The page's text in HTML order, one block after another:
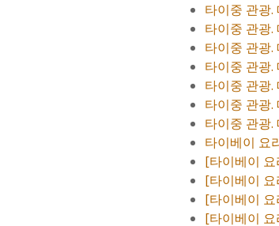
타이중 관광.
타이중 관광
타이중 관광
타이중 관광
타이중 관광
타이중 관광
타이중 관광.
타이베이 요
[타이베이
[타이베이
[타이베이
[타이베이